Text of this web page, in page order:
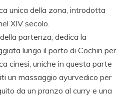
unica della zona, introdotta
XIV secolo.
partenza, dedica la
lungo il porto di Cochin per
cinesi, uniche in questa parte
un massaggio ayurvedico per
da un pranzo al curry e una